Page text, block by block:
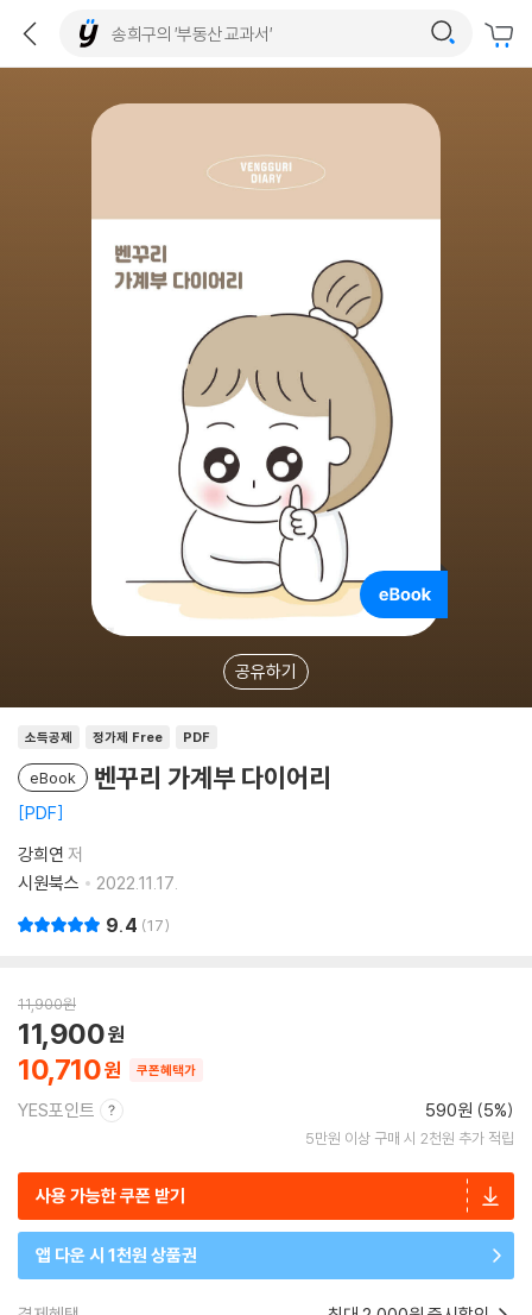
공유하기
소득공제 정가제 Free PDF
eBook 벤꾸리 가계부 다이어리
PDF
강희연 저
시원북스
2022.11.17.
9.4 17
11,900원
10,710
11,900
쿠폰혜택가
YES포인트 590원 (5%)
5만원 이상 구매 시 2천원 추가 적립
사용 가능한 쿠폰 받기
앱 다운 시 1천원 상품권